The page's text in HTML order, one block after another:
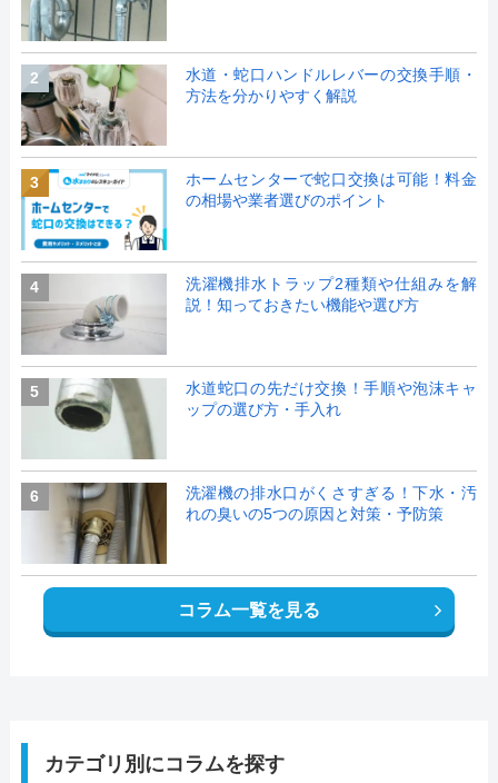
2
水道・蛇口ハンドルレバーの交換手順・
方法を分かりやすく解説
3
ホームセンターで蛇口交換は可能！料金
の相場や業者選びのポイント
4
洗濯機排水トラップ2種類や仕組みを解
説！知っておきたい機能や選び方
5
水道蛇口の先だけ交換！手順や泡沫キャ
ップの選び方・手入れ
6
洗濯機の排水口がくさすぎる！下水・汚
れの臭いの5つの原因と対策・予防策
コラム一覧を見る
カテゴリ別にコラムを探す